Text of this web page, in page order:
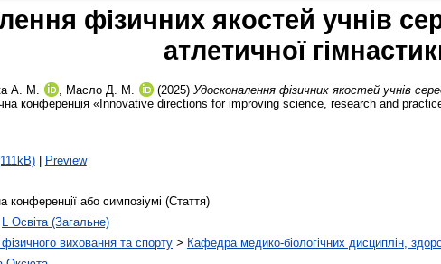
фізичних якостей учнів
атлетичної
А. М. , Масло Д. М. (2025) Удосконалення фізичних якостей учнів
конференція «Innovative directions for improving science, research and
| Preview
конференції або симпозіумі (Стаття)
L Освіта (Загальне)
виховання та спорту > Кафедра медико-біологічних дисциплін,